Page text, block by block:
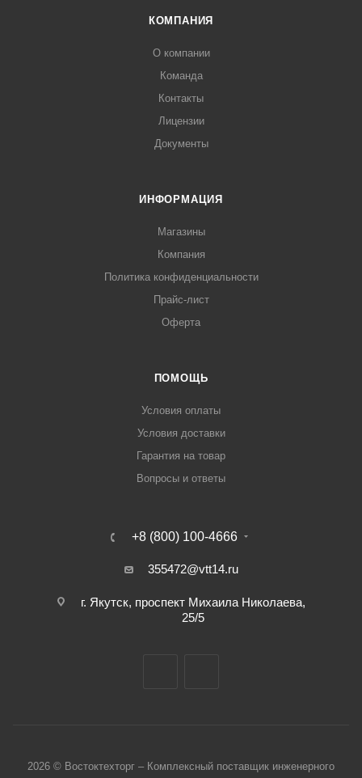
КОМПАНИЯ
О компании
Команда
Контакты
Лицензии
Документы
ИНФОРМАЦИЯ
Магазины
Компания
Политика конфиденциальности
Прайс-лист
Оферта
ПОМОЩЬ
Условия оплаты
Условия доставки
Гарантия на товар
Вопросы и ответы
+8 (800) 100-4666
355472@vtt14.ru
г. Якутск, проспект Михаила Николаева,
25/5
2026 © Востоктехторг – Комплексный поставщик инженерного